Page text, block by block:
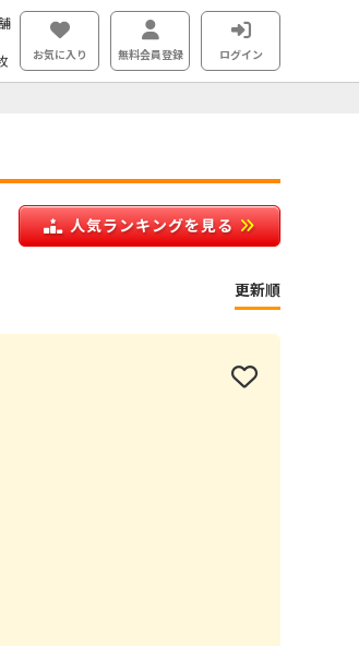
お気に入り 無料会員登録 ログイン
人気ランキングを見る
更新順